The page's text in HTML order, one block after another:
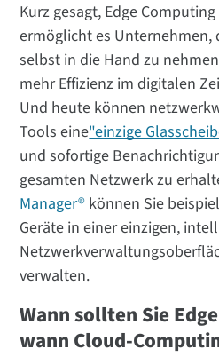
Kurz gesagt, Edge
ermöglicht es Unternehmen,
selbst in die Hand zu
mehr Effizienz im digitalen
Und heute können
Tools eine"einzige
und sofortige
gesamten Netzwerk zu
Manager®können Sie
Geräte in einer einzigen,
verwalten.
Wann sollten Sie
wann Cloud-